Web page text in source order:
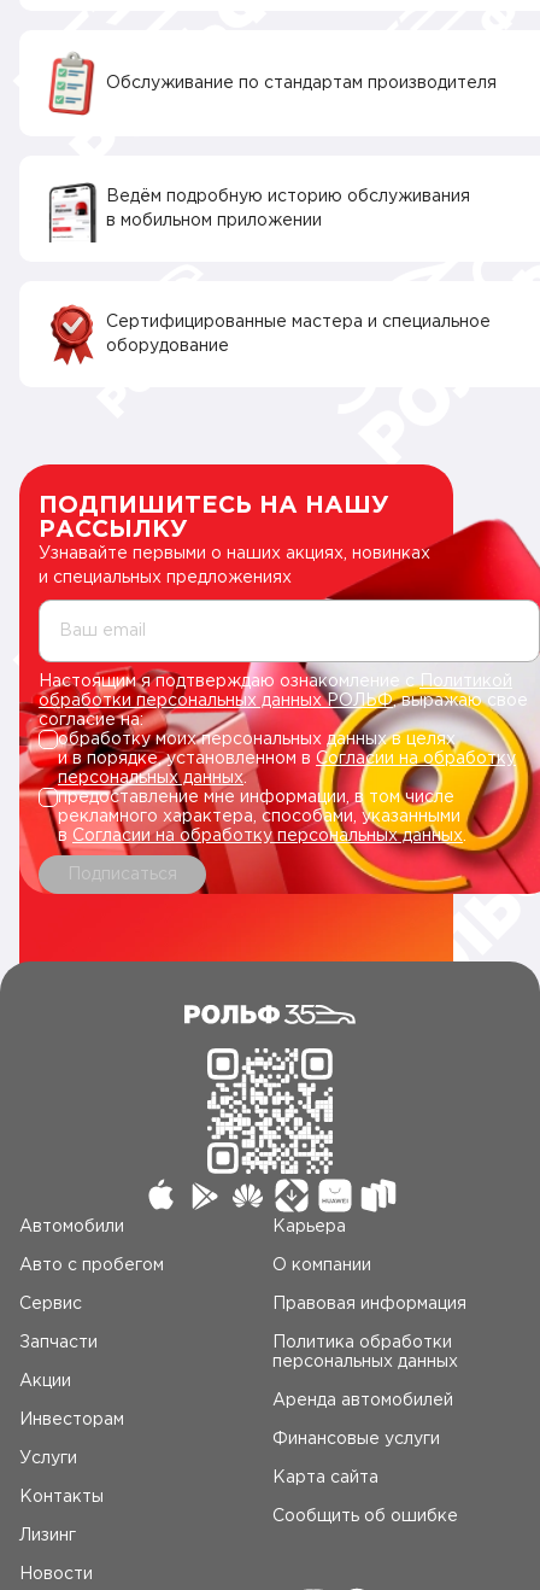
Обслуживание по стандартам производителя
Ведём подробную историю обслуживания
в мобильном приложении
Сертифицированные мастера и специальное
оборудование
ПОДПИШИТЕСЬ НА НАШУ
РАССЫЛКУ
Узнавайте первыми о наших акциях, новинках
и специальных предложениях
Ваш email
Настоящим я подтверждаю ознакомление сПолитикой
обработки персональных данных РОЛЬФ, выражаю свое
согласие на:
обработку моих персональных данных в целях
и в порядке, установленном в Согласии на обработку
персональных данных
предоставление мне информации, в том числе
рекламного характера, способами, указанными
в Согласии на обработку персональных данных
Подписаться
Автомобили
Авто c пробегом
Сервис
Запчасти
Акции
Инвесторам
Услуги
Контакты
Лизинг
Новости
Карьера
О компании
Правовая информация
Политика обработки
персональных данных
Аренда автомобилей
Финансовые услуги
Карта сайта
Сообщить об ошибке